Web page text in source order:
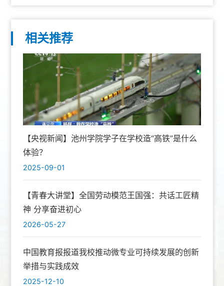
相关推荐
【央视新闻】池州学院学子在学校造“高铁”是什么
体验？
2025-09-01
【青春大讲堂】全国劳动模范王国强：共话工匠精
神 分享奋进初心
2026-05-27
中国教育报报道我校推动微专业可持续发展的创新
举措与实践成效
2025-12-10